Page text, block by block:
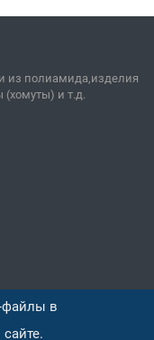
из полиамида,изделия
и т.д.
файлы в